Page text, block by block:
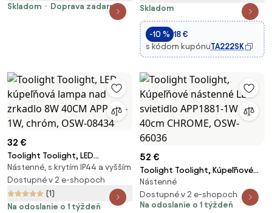
Skladom
Doprava zadarmo
Skladom
-10 % 18 €
s kódom kupónuTA222SK
32 €
Toolight Toolight, LED
kúpeľňová lampa nad zrkadlo
8W 40CM APP368-1W, chróm,
OSW-08434
Nástenné, s krytím IP44 a vyšším
Dostupné v 2 e-shopoch
(1)
Na odoslanie o 1 týždeň
52 €
Toolight Toolight, Kúpeľňové
nástenné LED svietidlo APP1881-
1W 40cm CHROME, OSW-
66036
Nástenné
Dostupné v 2 e-shopoch
Na odoslanie o 1 týždeň